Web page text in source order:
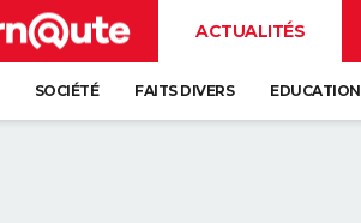
ACTUALITÉS
SOCIÉTÉ FAITS DIVERS EDUCATION